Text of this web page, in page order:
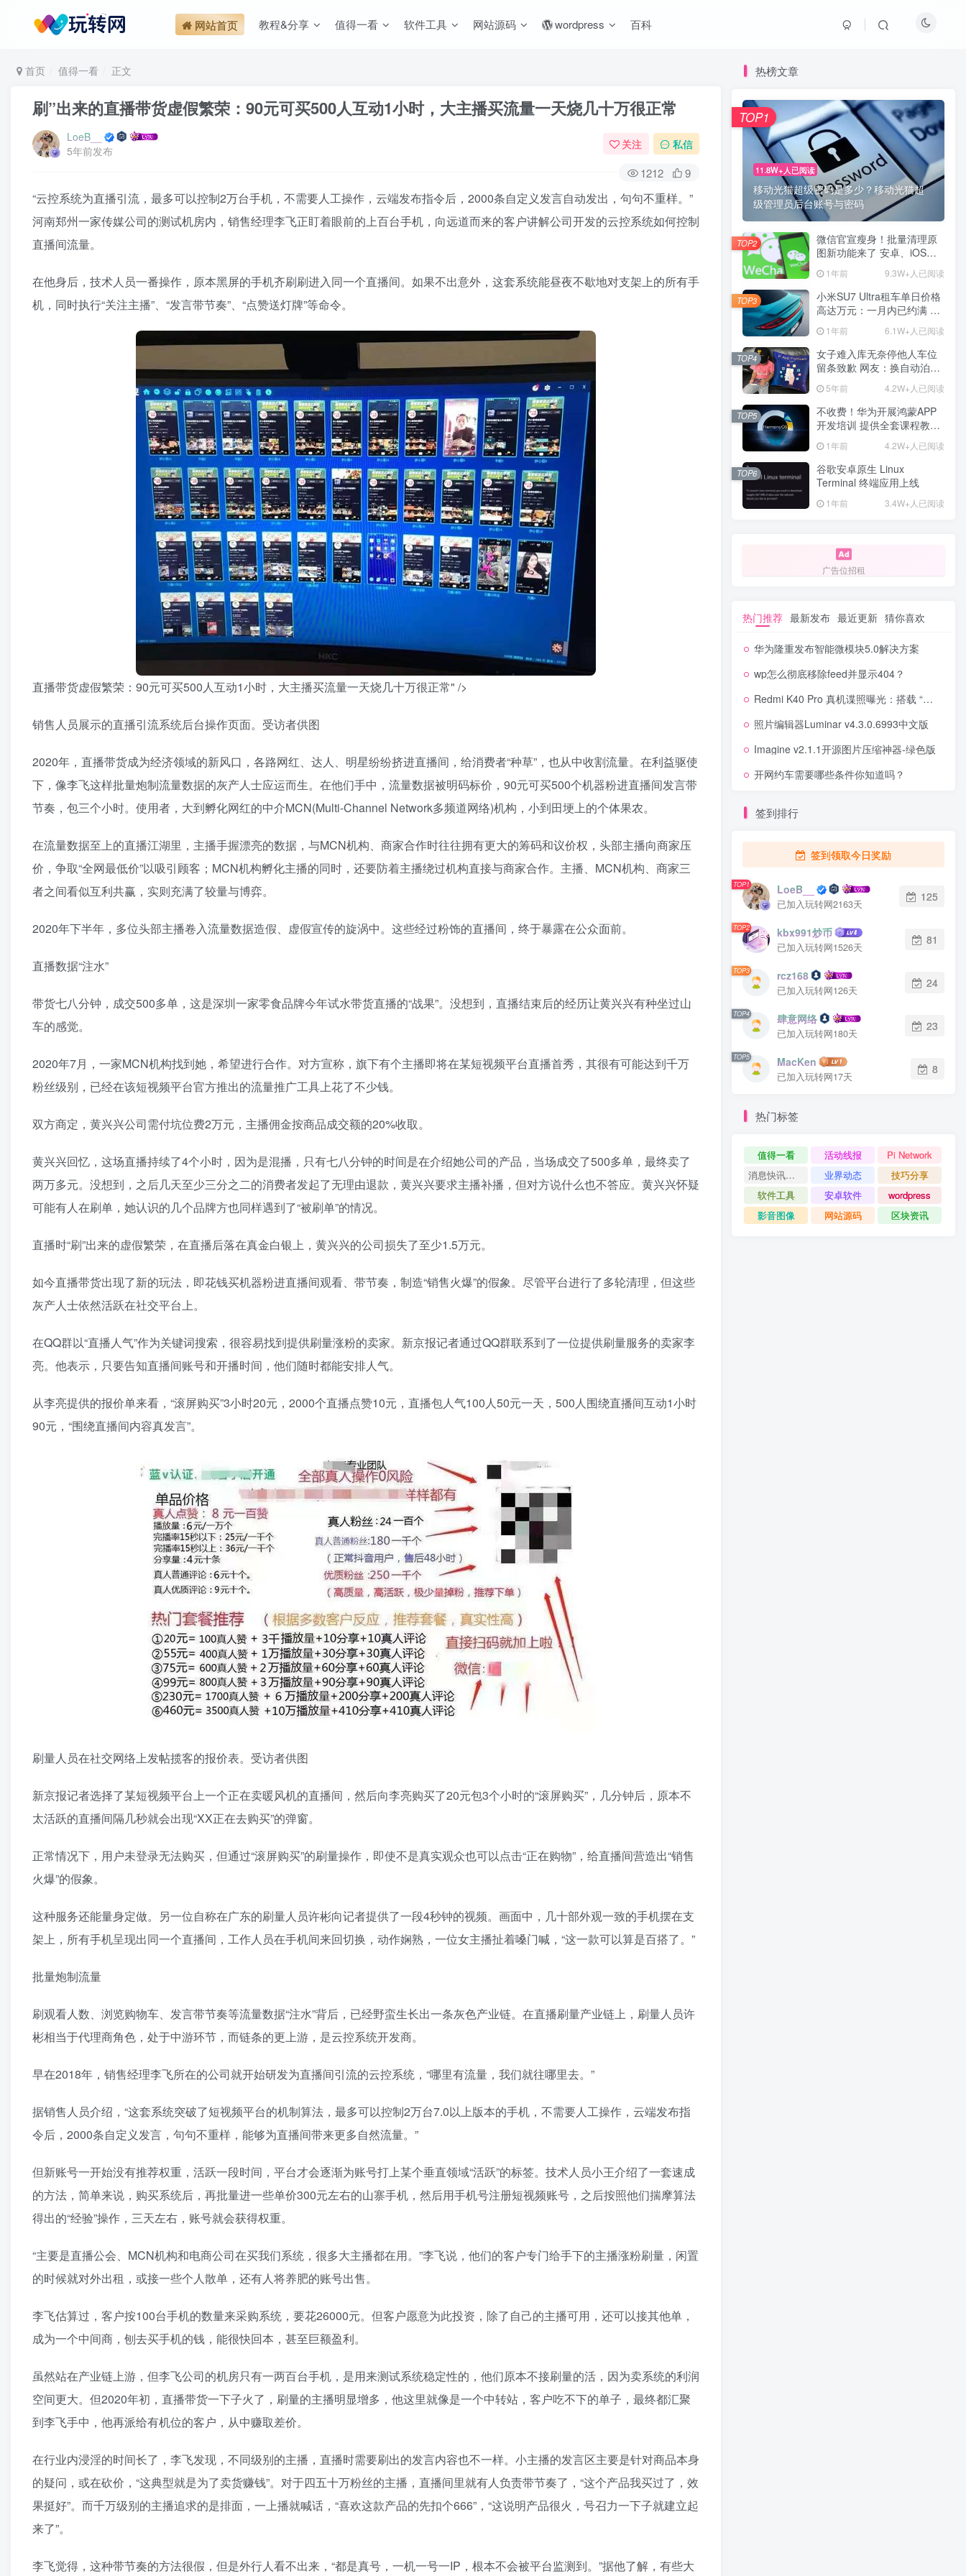
网站首页 教程&分享 值得一看 软件工具 网站源码 wordpress 百科
首页 值得一看 正文
刷”出来的直播带货虚假繁荣：90元可买500人互动1小时，大主播买流量一天烧几十万很正常
LoeB__
5年前发布
关注 私信
1212 9
“云控系统为直播引流，最多可以控制2万台手机，不需要人工操作，云端发布指令后，2000条自定义发言自动发出，句句不重样。”
河南郑州一家传媒公司的测试机房内，销售经理李飞正盯着眼前的上百台手机，向远道而来的客户讲解公司开发的云控系统如何控制
直播间流量。
在他身后，技术人员一番操作，原本黑屏的手机齐刷刷进入同一个直播间。如果不出意外，这套系统能昼夜不歇地对支架上的所有手
机，同时执行“关注主播”、“发言带节奏”、“点赞送灯牌”等命令。
直播带货虚假繁荣：90元可买500人互动1小时，大主播买流量一天烧几十万很正常" />
销售人员展示的直播引流系统后台操作页面。受访者供图
2020年，直播带货成为经济领域的新风口，各路网红、达人、明星纷纷挤进直播间，给消费者“种草”，也从中收割流量。在利益驱使
下，像李飞这样批量炮制流量数据的灰产人士应运而生。在他们手中，流量数据被明码标价，90元可买500个机器粉进直播间发言带
节奏，包三个小时。使用者，大到孵化网红的中介MCN(Multi-Channel Network多频道网络)机构，小到田埂上的个体果农。
在流量数据至上的直播江湖里，主播手握漂亮的数据，与MCN机构、商家合作时往往拥有更大的筹码和议价权，头部主播向商家压
价，争取“全网最低价”以吸引顾客；MCN机构孵化主播的同时，还要防着主播绕过机构直接与商家合作。主播、MCN机构、商家三
者之间看似互利共赢，实则充满了较量与博弈。
2020年下半年，多位头部主播卷入流量数据造假、虚假宣传的旋涡中。这些经过粉饰的直播间，终于暴露在公众面前。
直播数据“注水”
带货七八分钟，成交500多单，这是深圳一家零食品牌今年试水带货直播的“战果”。没想到，直播结束后的经历让黄兴兴有种坐过山
车的感觉。
2020年7月，一家MCN机构找到她，希望进行合作。对方宣称，旗下有个主播即将在某短视频平台直播首秀，其很有可能达到千万
粉丝级别，已经在该短视频平台官方推出的流量推广工具上花了不少钱。
双方商定，黄兴兴公司需付坑位费2万元，主播佣金按商品成交额的20%收取。
黄兴兴回忆，这场直播持续了4个小时，因为是混播，只有七八分钟的时间是在介绍她公司的产品，当场成交了500多单，最终卖了
两万多元。没想到，之后几天至少三分之二的消费者发起了无理由退款，黄兴兴要求主播补播，但对方说什么也不答应。黄兴兴怀疑
可能有人在刷单，她认识的几个品牌方也同样遇到了“被刷单”的情况。
直播时“刷”出来的虚假繁荣，在直播后落在真金白银上，黄兴兴的公司损失了至少1.5万元。
如今直播带货出现了新的玩法，即花钱买机器粉进直播间观看、带节奏，制造“销售火爆”的假象。尽管平台进行了多轮清理，但这些
灰产人士依然活跃在社交平台上。
在QQ群以“直播人气”作为关键词搜索，很容易找到提供刷量涨粉的卖家。新京报记者通过QQ群联系到了一位提供刷量服务的卖家李
亮。他表示，只要告知直播间账号和开播时间，他们随时都能安排人气。
从李亮提供的报价单来看，“滚屏购买”3小时20元，2000个直播点赞10元，直播包人气100人50元一天，500人围绕直播间互动1小时
90元，“围绕直播间内容真发言”。
刷量人员在社交网络上发帖揽客的报价表。受访者供图
新京报记者选择了某短视频平台上一个正在卖暖风机的直播间，然后向李亮购买了20元包3个小时的“滚屏购买”，几分钟后，原本不
太活跃的直播间隔几秒就会出现“XX正在去购买”的弹窗。
正常情况下，用户未登录无法购买，但通过“滚屏购买”的刷量操作，即使不是真实观众也可以点击“正在购物”，给直播间营造出“销售
火爆”的假象。
这种服务还能量身定做。另一位自称在广东的刷量人员许彬向记者提供了一段4秒钟的视频。画面中，几十部外观一致的手机摆在支
架上，所有手机呈现出同一个直播间，工作人员在手机间来回切换，动作娴熟，一位女主播扯着嗓门喊，“这一款可以算是百搭了。”
批量炮制流量
刷观看人数、浏览购物车、发言带节奏等流量数据“注水”背后，已经野蛮生长出一条灰色产业链。在直播刷量产业链上，刷量人员许
彬相当于代理商角色，处于中游环节，而链条的更上游，是云控系统开发商。
早在2018年，销售经理李飞所在的公司就开始研发为直播间引流的云控系统，“哪里有流量，我们就往哪里去。”
据销售人员介绍，“这套系统突破了短视频平台的机制算法，最多可以控制2万台7.0以上版本的手机，不需要人工操作，云端发布指
令后，2000条自定义发言，句句不重样，能够为直播间带来更多自然流量。”
但新账号一开始没有推荐权重，活跃一段时间，平台才会逐渐为账号打上某个垂直领域“活跃”的标签。技术人员小王介绍了一套速成
的方法，简单来说，购买系统后，再批量进一些单价300元左右的山寨手机，然后用手机号注册短视频账号，之后按照他们揣摩算法
得出的“经验”操作，三天左右，账号就会获得权重。
“主要是直播公会、MCN机构和电商公司在买我们系统，很多大主播都在用。”李飞说，他们的客户专门给手下的主播涨粉刷量，闲置
的时候就对外出租，或接一些个人散单，还有人将养肥的账号出售。
李飞估算过，客户按100台手机的数量来采购系统，要花26000元。但客户愿意为此投资，除了自己的主播可用，还可以接其他单，
成为一个中间商，刨去买手机的钱，能很快回本，甚至巨额盈利。
虽然站在产业链上游，但李飞公司的机房只有一两百台手机，是用来测试系统稳定性的，他们原本不接刷量的活，因为卖系统的利润
空间更大。但2020年初，直播带货一下子火了，刷量的主播明显增多，他这里就像是一个中转站，客户吃不下的单子，最终都汇聚
到李飞手中，他再派给有机位的客户，从中赚取差价。
在行业内浸淫的时间长了，李飞发现，不同级别的主播，直播时需要刷出的发言内容也不一样。小主播的发言区主要是针对商品本身
的疑问，或在砍价，“这典型就是为了卖货赚钱”。对于四五十万粉丝的主播，直播间里就有人负责带节奏了，“这个产品我买过了，效
果挺好”。而千万级别的主播追求的是排面，一上播就喊话，“喜欢这款产品的先扣个666”，“这说明产品很火，号召力一下子就建立起
来了”。
李飞觉得，这种带节奏的方法很假，但是外行人看不出来，“都是真号，一机一号一IP，根本不会被平台监测到。”据他了解，有些大
热榜文章
11.8W+人已阅读
移动光猫超级密码是多少？移动光猫超
级管理员后台账号与密码
TOP1
微信官宣瘦身！批量清理原
图新功能来了 安卓、iOS均
1年前 9.3W+人已阅读
TOP2
小米SU7 Ultra租车单日价格
高达万元：一月内已约满 预
1年前 6.1W+人已阅读
TOP3
女子难入库无奈停他人车位
留条致歉 网友：换自动泊车
5年前 4.2W+人已阅读
TOP4
不收费！华为开展鸿蒙APP
开发培训 提供全套课程教学
1年前 4.2W+人已阅读
TOP5
谷歌安卓原生 Linux
Terminal 终端应用上线
1年前 3.4W+人已阅读
TOP6
广告位招租
热门推荐 最新发布 最近更新 猜你喜欢
华为隆重发布智能微模块5.0解决方案
wp怎么彻底移除feed并显示404？
Redmi K40 Pro 真机谍照曝光：搭载 “天使眼”四摄
照片编辑器Luminar v4.3.0.6993中文版
Imagine v2.1.1开源图片压缩神器-绿色版
开网约车需要哪些条件你知道吗？
签到排行
签到领取今日奖励
TOP1 LoeB__
已加入玩转网2163天
125
TOP2 kbx991炒币
已加入玩转网1526天
81
TOP3 rcz168
已加入玩转网126天
24
TOP4 肆意网络
已加入玩转网180天
23
TOP5 MacKen
已加入玩转网17天
8
热门标签
值得一看 活动线报
Pi Network
消息快讯查看更多 》》
业界动态
技巧分享
软件工具
安卓软件
wordpress
影音图像
网站源码 区块资讯